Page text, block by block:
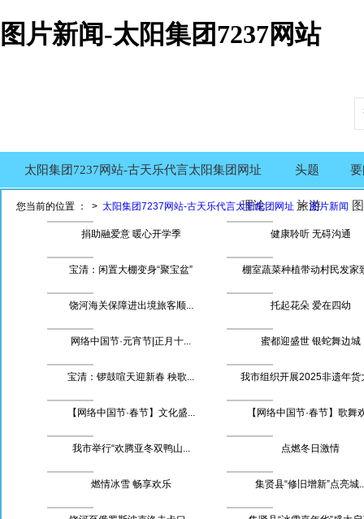
图片新闻-太阳集团7237网站
太阳集团7237网站-古天乐代言太阳集团网址 头题
理论 旅游
您当前的位置 ： > 太阳集团7237网站-古天乐代言太阳集团网址 >图片新闻
捐助融爱意 暖心开学季 健康聆听 无碍沟通
宝清：闲置大棚变身“聚宝盆” 棚室蔬菜种植带动村民发家
饶河海关保障进出境旅客顺... 托起花朵 爱在四幼
网络中国节·元宵节|正月十... 蜜都迎盛世 银蛇舞边城
宝清：锣鼓喧天迎新春 秧歌... 我市组织开展2025非遗年货
【网络中国节·春节】文化盛... 【网络中国节·春节】歌舞
我市举行“欢腾亚冬双鸭山... 点燃冬日激情
燃情冰雪 畅享欢乐 集贤县“修旧增新”点亮城